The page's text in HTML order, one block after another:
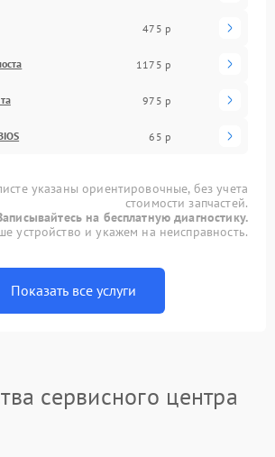
475 р
1175 р
975 р
65 р
указаны ориентировочные, без учета
стоимости запчастей.
на бесплатную диагностику.
устройство и укажем на неисправность.
Показать все услуги
сервисного центра